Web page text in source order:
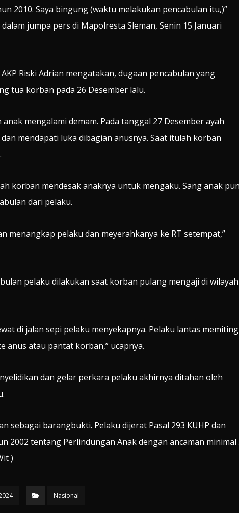
2010. Saya bingung (waktu melakukan pencabulan itu,)”
jumpa pers di Mapolresta Sleman, Senin 15 Januari
Riski Adrian mengatakan, dugaan pencabulan yang
tua korban pada 26 Desember lalu.
mengalami demam. Pada tanggal 27 Desember ayah
mendapati luka dibagian anusnya. Saat itulah korban
korban mendesak anaknya untuk mengaku. Sang anak pun
dari pelaku.
menangkap pelaku dan meyerahkanya ke RT setempat,”
pelaku dilakukan saat korban pulang mengaji di wilayah
di jalan sepi pelaku menyekapnya. Pelaku lantas memiting
anus atau pantat korban,” ucapnya.
dan gelar perkara pelaku akhirnya ditahan oleh
sebagai barangbukti. Pelaku dijerat Pasal 293 KUHP dan
2002 tentang Perlindungan Anak dengan ancaman minimal
)
Nasional